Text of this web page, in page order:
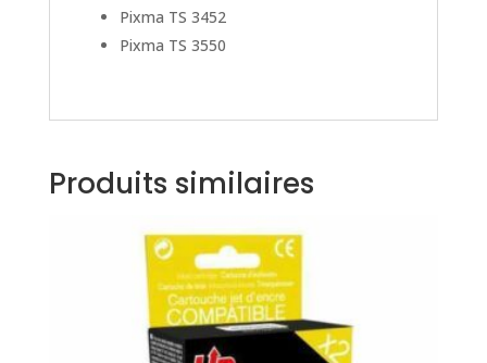
Pixma TS 3452
Pixma TS 3550
Produits similaires